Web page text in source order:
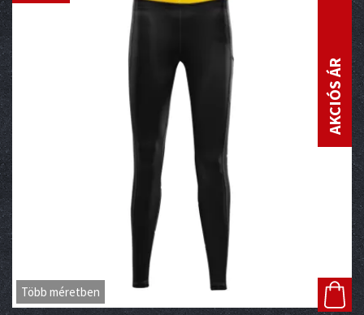
AKCIÓS ÁR
Több méretben